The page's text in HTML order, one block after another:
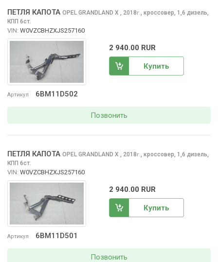
Артикул 6BM11D502
ПЕТЛЯ КАПОТА OPEL GRANDLAND X , 2018г. кроссовер, 1,6 дизель,
КПП 6ст.
VIN: W0VZCBHZXJS257160
2 940.00 RUR
Купить
Позвонить
Артикул 6BM11D501
ПЕТЛЯ КАПОТА OPEL GRANDLAND X , 2018г. кроссовер, 1,6 дизель,
КПП 6ст.
VIN: W0VZCBHZXJS257160
2 940.00 RUR
Купить
Позвонить